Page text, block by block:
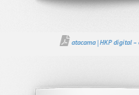
atacama | HKP digital